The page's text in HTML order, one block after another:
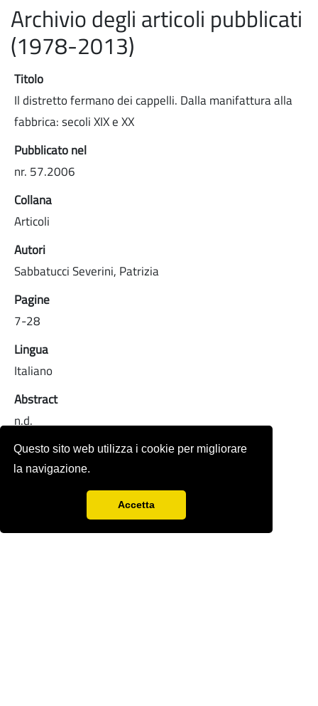
Questo sito web utilizza i cookie per migliorare
la navigazione.
Accetta
Archivio degli articoli pubblicati
(1978-2013)
Titolo
Il distretto fermano dei cappelli. Dalla manifattura alla
fabbrica: secoli XIX e XX
Pubblicato nel
nr. 57.2006
Collana
Articoli
Autori
Sabbatucci Severini, Patrizia
Pagine
7-28
Lingua
Italiano
Abstract
n.d.
Full-text